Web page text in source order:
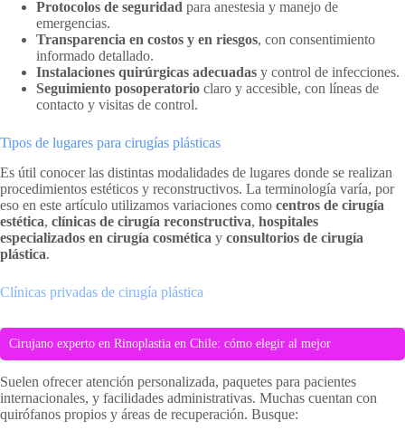
Protocolos de seguridad para anestesia y manejo de
emergencias.
Transparencia en costos y en riesgos, con consentimiento
informado detallado.
Instalaciones quirúrgicas adecuadas y control de infecciones.
Seguimiento posoperatorio claro y accesible, con líneas de
contacto y visitas de control.
Tipos de lugares para cirugías plásticas
Es útil conocer las distintas modalidades de lugares donde se realizan
procedimientos estéticos y reconstructivos. La terminología varía, por
eso en este artículo utilizamos variaciones como centros de cirugía
estética, clínicas de cirugía reconstructiva, hospitales
especializados en cirugía cosmética y consultorios de cirugía
plástica.
Clínicas privadas de cirugía plástica
Cirujano experto en Rinoplastia en Chile: cómo elegir al mejor
Suelen ofrecer atención personalizada, paquetes para pacientes
internacionales, y facilidades administrativas. Muchas cuentan con
quirófanos propios y áreas de recuperación. Busque: